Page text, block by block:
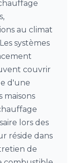
au climat
systèmes
couvrir
d'une
maisons
lors des
réside dans
de